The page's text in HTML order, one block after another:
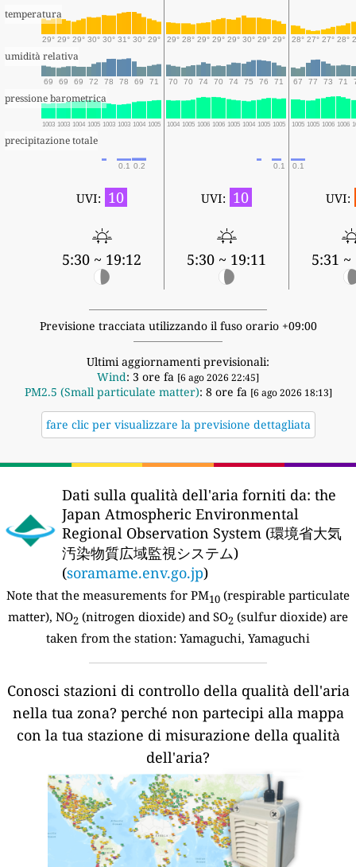
temperatura
29° 29° 29° 30° 30° 31° 30° 29° 29° 28° 29° 29° 29° 30° 29° 29° 28° 27° 27° 28°
umidità relativa
69 69 69 72 78 78 69 71 70 70 74 70 74 75 76 71 67 77 73 71
pressione barometrica
1003 1003 1004 1005 1003 1003 1004 1005 1004 1005 1006 1006 1005 1004 1005 1005 1005 1005 1006 1006
precipitazione totale
0.1 0.2 0.1 0.1
UVI: 10
5:30 ~ 19:12
UVI: 10
5:30 ~ 19:11
UVI:
5:31 ~
Previsione tracciata utilizzando il fuso orario +09:00
Ultimi aggiornamenti previsionali:
Wind: 3 ore fa [6 ago 2026 22:45]
PM2.5 (Small particulate matter): 8 ore fa [6 ago 2026 18:13]
fare clic per visualizzare la previsione dettagliata
Dati sulla qualità dell'aria forniti da: the
Japan Atmospheric Environmental
Regional Observation System (環境省大気
汚染物質広域監視システム)
(soramame.env.go.jp)
Note that the measurements for PM10 (respirable particulate
matter), NO2 (nitrogen dioxide) and SO2 (sulfur dioxide) are
taken from the station: Yamaguchi, Yamaguchi
Conosci stazioni di controllo della qualità dell'aria
nella tua zona? perché non partecipi alla mappa
con la tua stazione di misurazione della qualità
dell'aria?